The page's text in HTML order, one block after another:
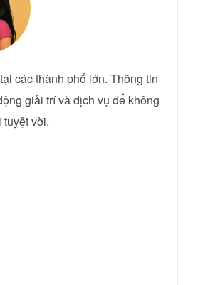
các thành phố lớn. Thông tin
giải trí và dịch vụ để không
vời.